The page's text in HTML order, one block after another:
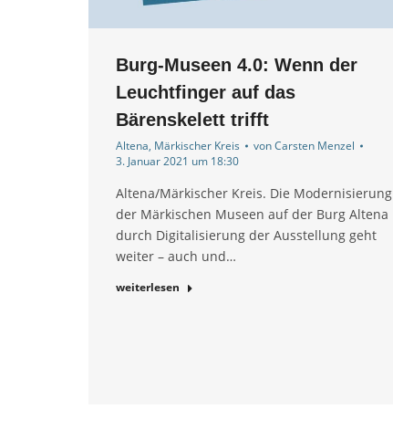
Burg-Museen 4.0: Wenn der
Leuchtfinger auf das
Bärenskelett trifft
Altena, Märkischer Kreis vonCarsten Menzel
3. Januar 2021 um 18:30
Altena/Märkischer Kreis. Die Modernisierung
der Märkischen Museen auf der Burg Altena
durch Digitalisierung der Ausstellung geht
weiter – auch und…
weiterlesen